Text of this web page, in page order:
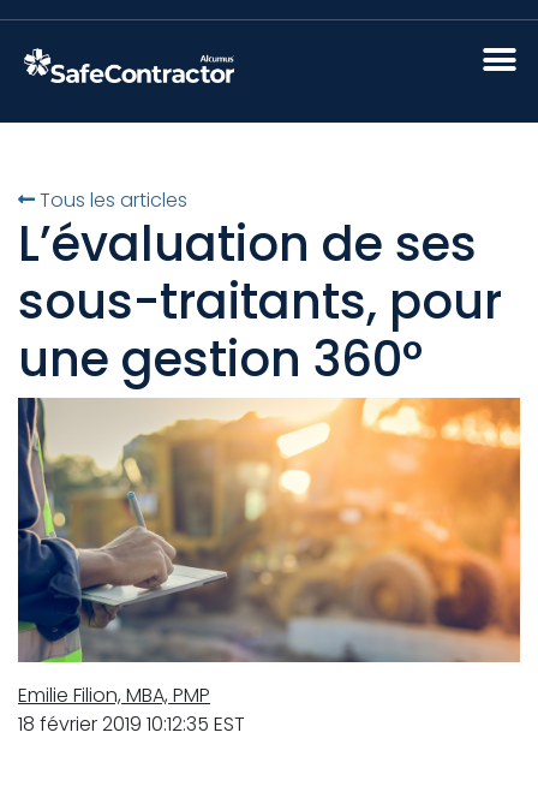
Tous les articles
L’évaluation de ses
sous-traitants, pour
une gestion 360°
Emilie Filion, MBA, PMP
18 février 2019 10:12:35 EST